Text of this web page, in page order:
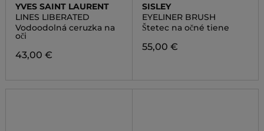
YVES SAINT LAURENT
LINES LIBERATED
Vodoodolná ceruzka na
oči
43,00 €
SISLEY
EYELINER BRUSH
Štetec na očné tiene
55,00 €